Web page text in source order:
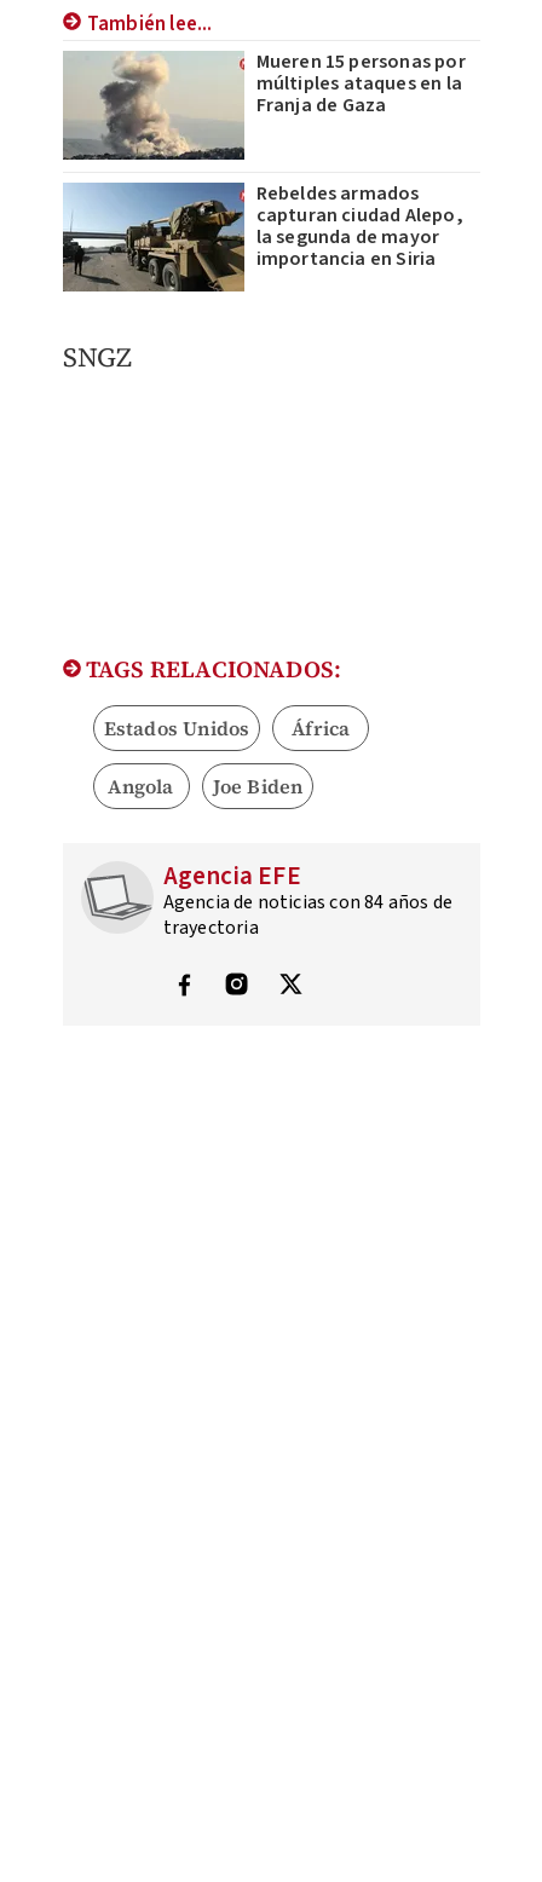
También lee...
Mueren 15 personas por
múltiples ataques en la
Franja de Gaza
Rebeldes armados
capturan ciudad Alepo,
la segunda de mayor
importancia en Siria
SNGZ
TAGS RELACIONADOS:
Estados Unidos África
Angola Joe Biden
Agencia EFE
Agencia de noticias con 84 años de
trayectoria